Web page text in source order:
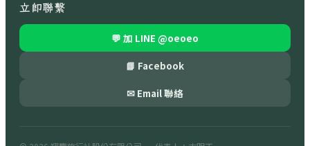
立即聯繫
💬 加 LINE @oeoeo
📘 Facebook
✉ Email 聯絡